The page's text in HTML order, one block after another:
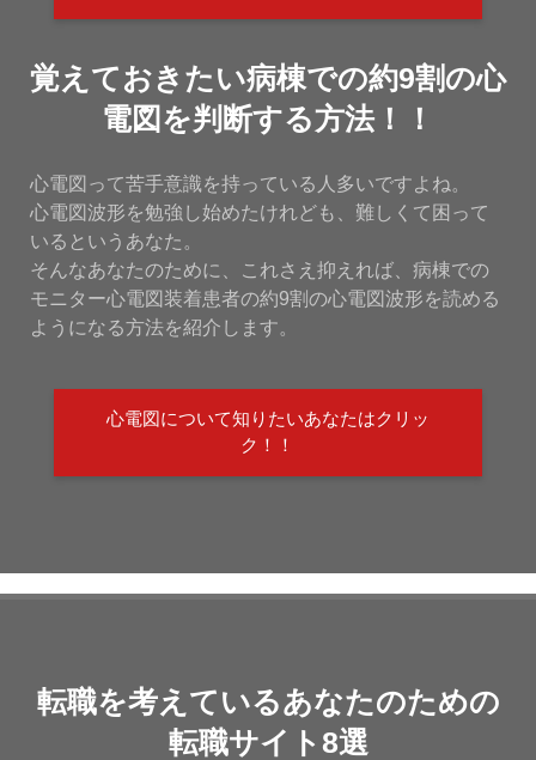
覚えておきたい病棟での約9割の心
電図を判断する方法！！
心電図って苦手意識を持っている人多いですよね。
心電図波形を勉強し始めたけれども、難しくて困って
いるというあなた。
そんなあなたのために、これさえ抑えれば、病棟での
モニター心電図装着患者の約9割の心電図波形を読める
ようになる方法を紹介します。
心電図について知りたいあなたはクリッ
ク！！
転職を考えているあなたのための
転職サイト8選